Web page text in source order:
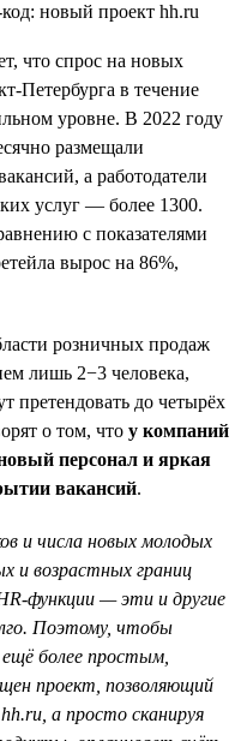
что спрос на новых
Петербурга в течение
уровне. В 2022 году
размещали
а работодатели
услуг — более 1300.
с показателями
вырос на 86%,
розничных продаж
лишь 2−3 человека,
претендовать до четырёх
о том, что у компаний
персонал и яркая
вакансий.
и числа новых молодых
и возрастных границ
функции — эти и другие
Поэтому, чтобы
более простым,
проект, позволяющий
а просто сканируя